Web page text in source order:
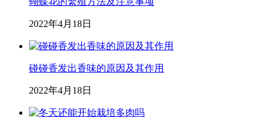
2022年4月18日
碰碰香发出香味的原因及其作用
2022年4月18日